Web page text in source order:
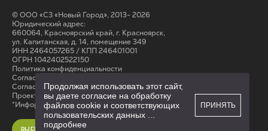
© ООО «СЗ «Новый Город», 2013- 2026
Юридический адрес:
660064, Красноярский край, г. Красноярск,
ул. Капитанская, д. 14, помещение 349
ИНН 2464057265 / КПП 246401001
ОГРН 1042402522150
Политика конфиденциальности
Согласие на обработку персональных данных
Cогласие на получение рассылки
Проектные декларации на сайте наш.дом.рф
*Информация на сайте не является публичной офертой
Продолжая использовать этот сайт,
вы даете согласие на обработку
файлов cookie и соответствующих
пользовательских данных
подробнее
ПРИНЯТЬ